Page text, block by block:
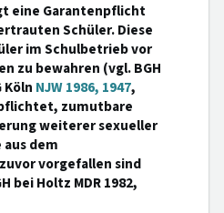
eine Garantenpflicht
Schüler. Diese
im Schulbetrieb vor
zu bewahren (vgl. BGH
Köln NJW 1986, 1947,
zumutbare
weiterer sexueller
dem
vorgefallen sind
bei Holtz MDR 1982,